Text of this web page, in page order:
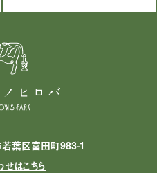
葉区富田町983-1
はこちら